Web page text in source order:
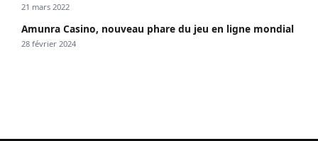
21 mars 2022
Amunra Casino, nouveau phare du jeu en ligne mondial
28 février 2024